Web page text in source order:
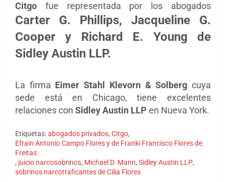
Citgo fue representada por los abogados
Carter G. Phillips, Jacqueline G.
Cooper y Richard E. Young de
Sidley Austin LLP.
La firma Eimer Stahl Klevorn & Solbergcuya
sede está en Chicago, tiene excelentes
relaciones con Sidley Austin LLP en Nueva York.
Etiquetas:abogados privados, Citgo,
Efrain Antonio Campo Flores y de Franki Francisco Flores de
Freitas
, juicio narcosobrinos, Michael D. Mann, Sidley Austin LLP,
sobrinos narcotraficantes de Cilia Flores